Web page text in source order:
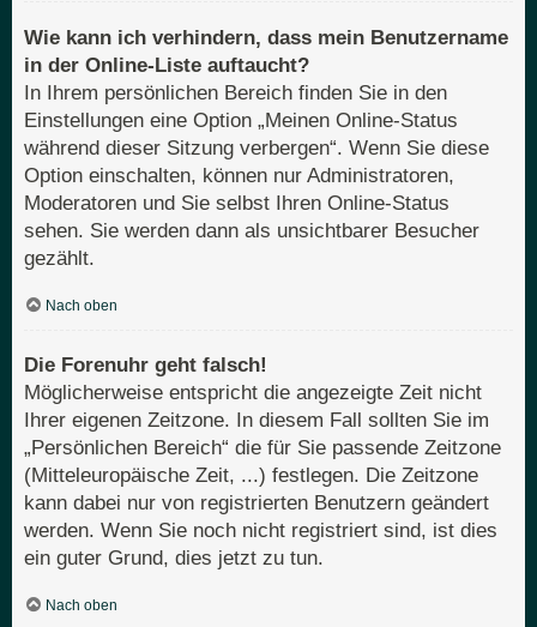
Wie kann ich verhindern, dass mein Benutzername
in der Online-Liste auftaucht?
In Ihrem persönlichen Bereich finden Sie in den
Einstellungen eine Option „Meinen Online-Status
während dieser Sitzung verbergen“. Wenn Sie diese
Option einschalten, können nur Administratoren,
Moderatoren und Sie selbst Ihren Online-Status
sehen. Sie werden dann als unsichtbarer Besucher
gezählt.
Nach oben
Die Forenuhr geht falsch!
Möglicherweise entspricht die angezeigte Zeit nicht
Ihrer eigenen Zeitzone. In diesem Fall sollten Sie im
„Persönlichen Bereich“ die für Sie passende Zeitzone
(Mitteleuropäische Zeit, ...) festlegen. Die Zeitzone
kann dabei nur von registrierten Benutzern geändert
werden. Wenn Sie noch nicht registriert sind, ist dies
ein guter Grund, dies jetzt zu tun.
Nach oben